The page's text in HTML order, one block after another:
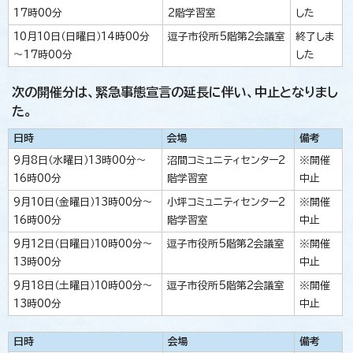
17時00分 2階学習室 した
10月10日（日曜日）14時00分
～17時00分
逗子市役所5階第2会議室
終了しま
した
次の開催分は、緊急事態宣言の延長に伴い、中止となりまし
た。
日時 会場 備考
9月8日（水曜日）13時00分～
16時00分
沼間コミュニティセンター2
階学習室
※開催
中止
9月10日（金曜日）13時00分～
16時00分
小坪コミュニティセンター2
階学習室
※開催
中止
9月12日（日曜日）10時00分～
13時00分
逗子市役所5階第2会議室
※開催
中止
9月18日（土曜日）10時00分～
13時00分
逗子市役所5階第2会議室
※開催
中止
日時 会場 備考